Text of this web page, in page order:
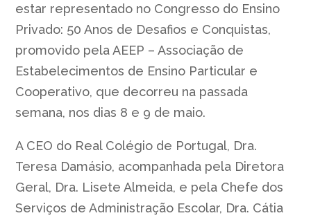
estar representado no Congresso do Ensino
Privado: 50 Anos de Desafios e Conquistas,
promovido pela AEEP – Associação de
Estabelecimentos de Ensino Particular e
Cooperativo, que decorreu na passada
semana, nos dias 8 e 9 de maio.
A CEO do Real Colégio de Portugal, Dra.
Teresa Damásio, acompanhada pela Diretora
Geral, Dra. Lisete Almeida, e pela Chefe dos
Serviços de Administração Escolar, Dra. Cátia